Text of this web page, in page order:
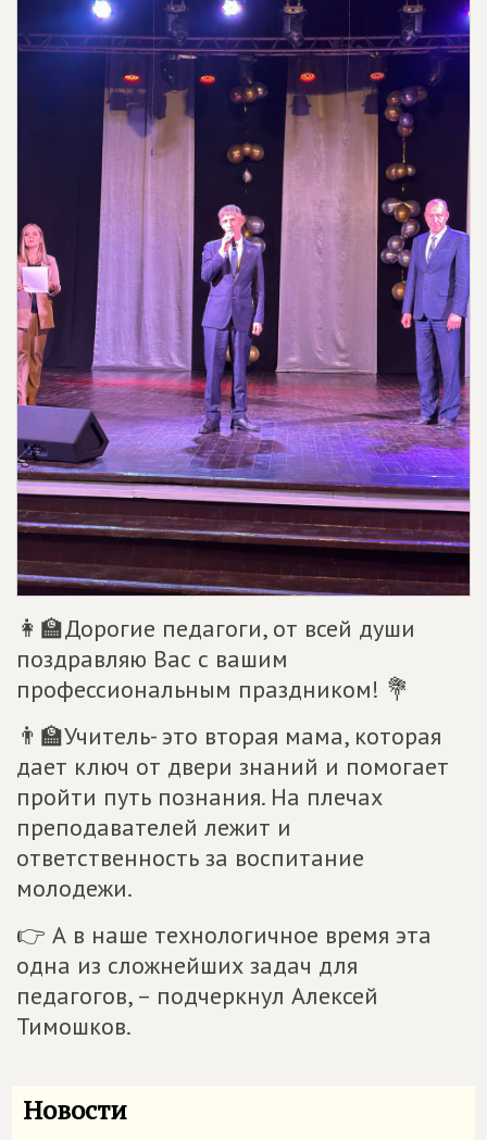
👩🏫Дорогие педагоги, от всей души
поздравляю Вас с вашим
профессиональным праздником! 💐
👨🏫Учитель- это вторая мама, которая
дает ключ от двери знаний и помогает
пройти путь познания. На плечах
преподавателей лежит и
ответственность за воспитание
молодежи.
👉 А в наше технологичное время эта
одна из сложнейших задач для
педагогов, – подчеркнул Алексей
Тимошков.
Новости